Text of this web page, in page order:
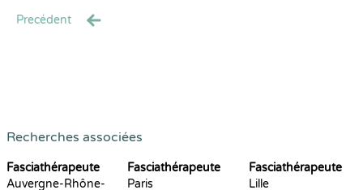
Precédent
Recherches associées
Fasciathérapeute
Auvergne-Rhône-
Fasciathérapeute
Paris
Fasciathérapeute
Lille